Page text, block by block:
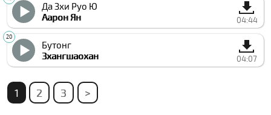
Да Зхи Руо Ю
Аарон Ян
04:44
Бутонг
Зхангшаохан
04:07
1 2 3 >